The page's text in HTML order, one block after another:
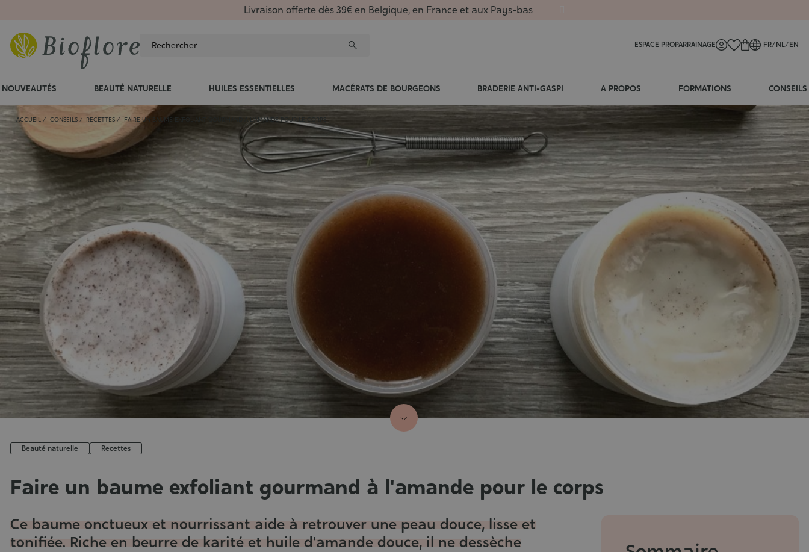
Livraison offerte dès 39€ en Belgique, en France et aux Pays-bas
ESPACE PROPARRAINAGE FR/NL/EN
NOUVEAUTÉS BEAUTÉ NATURELLE HUILES ESSENTIELLES MACÉRATS DE BOURGEONS BRADERIE ANTI-GASPI A PROPOS FORMATIONS CONSEILS
ACCUEIL CONSEILS RECETTES FAIRE UN BAUME EXFOLIANT GOURMAND À L'AMANDE POUR LE CORPS
Beauté naturelle Recettes
Faire un baume exfoliant gourmand à l'amande pour le corps
Ce baume onctueux et nourrissant aide à retrouver une peau douce, lisse et
tonifiée. Riche en beurre de karité et huile d'amande douce, il ne dessèche